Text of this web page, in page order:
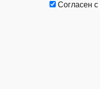
Согласен с